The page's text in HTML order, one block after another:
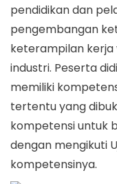
pendidikan dan
pengembangan
keterampilan kerja
industri. Peserta
memiliki
tertentu yang
kompetensi untuk
dengan mengikuti
kompetensinya.